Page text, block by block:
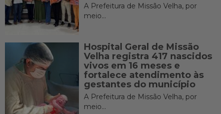
A Prefeitura de Missão Velha, por
meio...
Hospital Geral de Missão
Velha registra 417 nascidos
vivos em 16 meses e
fortalece atendimento às
gestantes do município
A Prefeitura de Missão Velha, por
meio...